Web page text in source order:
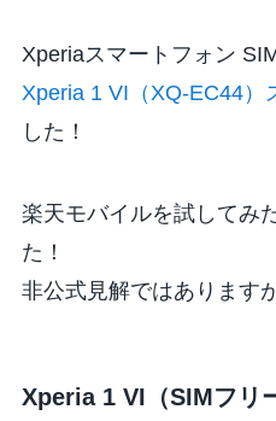
Xperiaスマートフォン
Xperia 1 VI（XQ-EC44）
した！
楽天モバイルを試してみ
た！
非公式見解ではあります
Xperia 1 VI（SIMフリ